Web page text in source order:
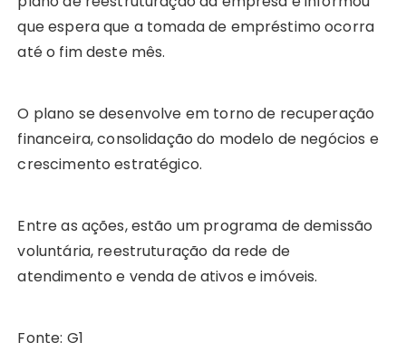
que espera que a tomada de empréstimo ocorra
até o fim deste mês.
O plano se desenvolve em torno de recuperação
financeira, consolidação do modelo de negócios e
crescimento estratégico.
Entre as ações, estão um programa de demissão
voluntária, reestruturação da rede de
atendimento e venda de ativos e imóveis.
Fonte: G1